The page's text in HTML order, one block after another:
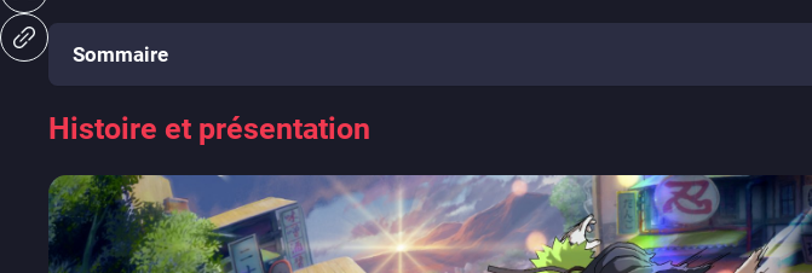
Sommaire
Histoire et présentation